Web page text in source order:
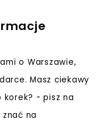
o Warszawie,
Masz ciekawy
korek? - pisz na
na